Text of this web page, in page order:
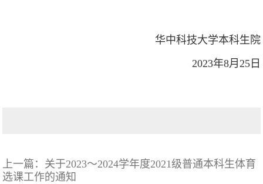
华中科技大学本科生院
2023年8月25日
上一篇： 关于2023～2024学年度2021级普通本科生体育
选课工作的通知